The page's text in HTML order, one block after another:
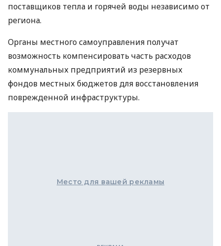
поставщиков тепла и горячей воды независимо от
региона.
Органы местного самоуправления получат
возможность компенсировать часть расходов
коммунальных предприятий из резервных
фондов местных бюджетов для восстановления
поврежденной инфраструктуры.
Место для вашей рекламы